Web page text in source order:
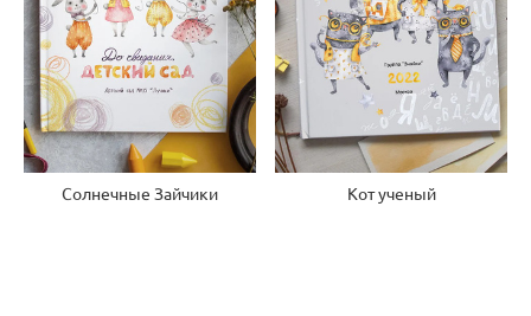
Солнечные Зайчики Кот ученый